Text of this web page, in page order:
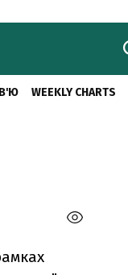
WEEKLY CHARTS